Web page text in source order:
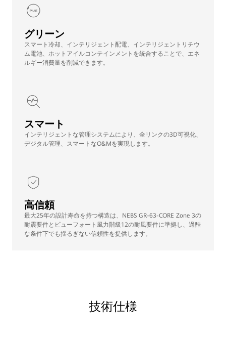
グリーン
スマート冷却、インテリジェント配電、インテリジェントリチウ
ム電池、ホットアイルコンテインメントを統合することで、エネ
ルギー消費量を削減できます。
スマート
インテリジェントな管理システムにより、全リンクの3D可視化、
デジタル管理、スマートなO&Mを実現します。
高信頼
最大25年の設計寿命を持つ構造は、NEBS GR-63-CORE Zone 3の
耐震要件とビューフォート風力階級12の耐風要件に準拠し、過酷
な条件下でも揺るぎない信頼性を提供します。
技術仕様